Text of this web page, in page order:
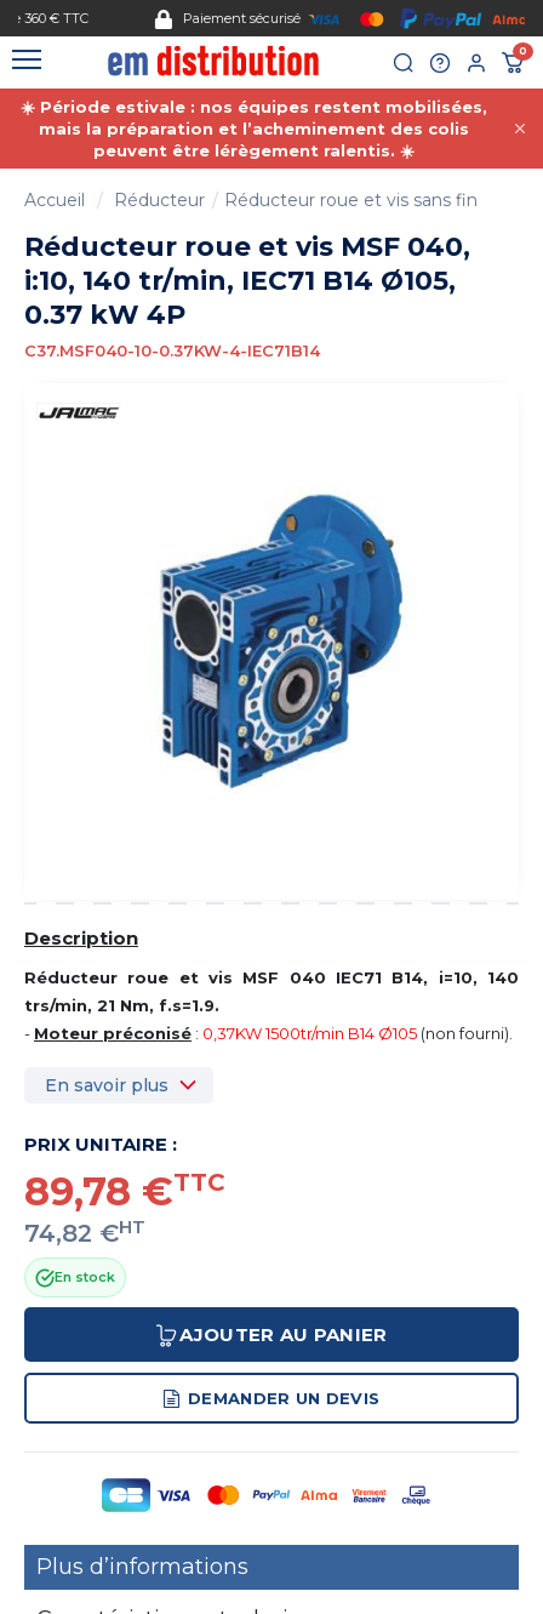
Paiement sécurisé
0
☀️ Période estivale : nos équipes restent mobilisées,
mais la préparation et l’acheminement des colis
peuvent être lérègement ralentis. ☀️
Accueil Réducteur Réducteur roue et vis sans fin
Réducteur roue et vis MSF 040,
i:10, 140 tr/min, IEC71 B14 Ø105,
0.37 kW 4P
C37.MSF040-10-0.37KW-4-IEC71B14
Description
Réducteur roue et vis MSF 040 IEC71 B14, i=10, 140
trs/min, 21 Nm, f.s=1.9.
- Moteur préconisé : 0,37KW 1500tr/min B14 Ø105 (non fourni).
En savoir plus
PRIX UNITAIRE :
89,78 €TTC
74,82 €HT
En stock
AJOUTER AU PANIER
DEMANDER UN DEVIS
Plus d’informations
Gestion des cookies